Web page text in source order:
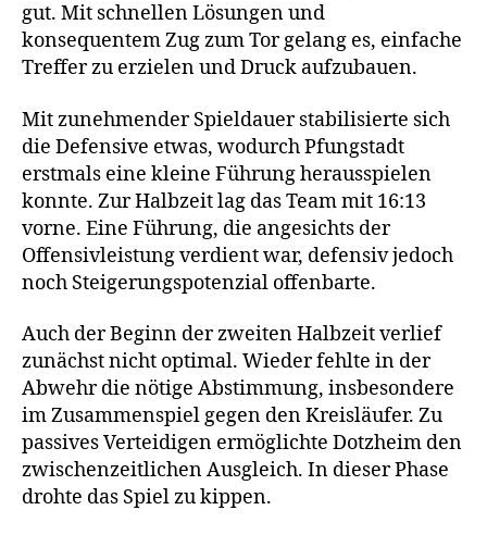
gut. Mit schnellen Lösungen und
konsequentem Zug zum Tor gelang es, einfache
Treffer zu erzielen und Druck aufzubauen.
Mit zunehmender Spieldauer stabilisierte sich
die Defensive etwas, wodurch Pfungstadt
erstmals eine kleine Führung herausspielen
konnte. Zur Halbzeit lag das Team mit 16:13
vorne. Eine Führung, die angesichts der
Offensivleistung verdient war, defensiv jedoch
noch Steigerungspotenzial offenbarte.
Auch der Beginn der zweiten Halbzeit verlief
zunächst nicht optimal. Wieder fehlte in der
Abwehr die nötige Abstimmung, insbesondere
im Zusammenspiel gegen den Kreisläufer. Zu
passives Verteidigen ermöglichte Dotzheim den
zwischenzeitlichen Ausgleich. In dieser Phase
drohte das Spiel zu kippen.